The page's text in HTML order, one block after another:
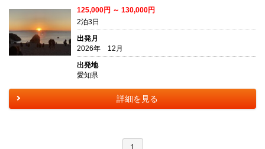
125,000円 ～ 130,000円
2泊3日
出発月
2026年 12月
出発地
愛知県
詳細を見る